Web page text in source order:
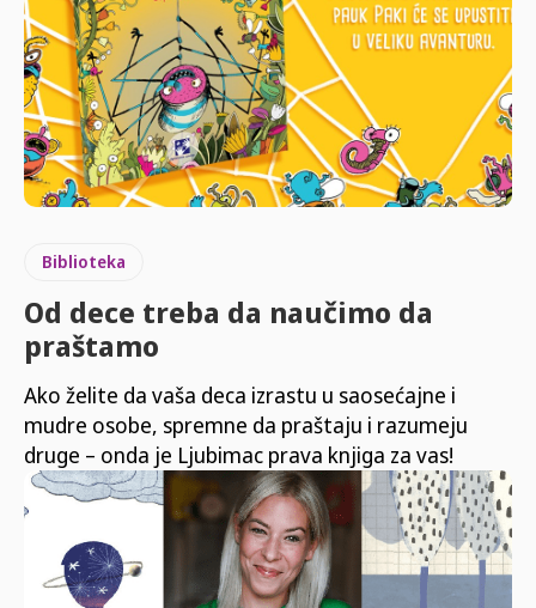
Biblioteka
Od dece treba da naučimo da
praštamo
Ako želite da vaša deca izrastu u saosećajne i
mudre osobe, spremne da praštaju i razumeju
druge – onda je Ljubimac prava knjiga za vas!